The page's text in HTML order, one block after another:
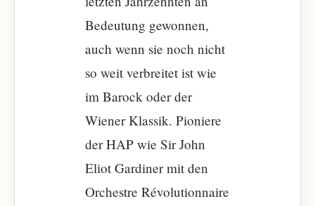
Bedeutung gewonnen,
auch wenn sie noch nicht
so weit verbreitet ist wie
im Barock oder der
Wiener Klassik. Pioniere
der HAP wie Sir John
Eliot Gardiner mit den
Orchestre Révolutionnaire